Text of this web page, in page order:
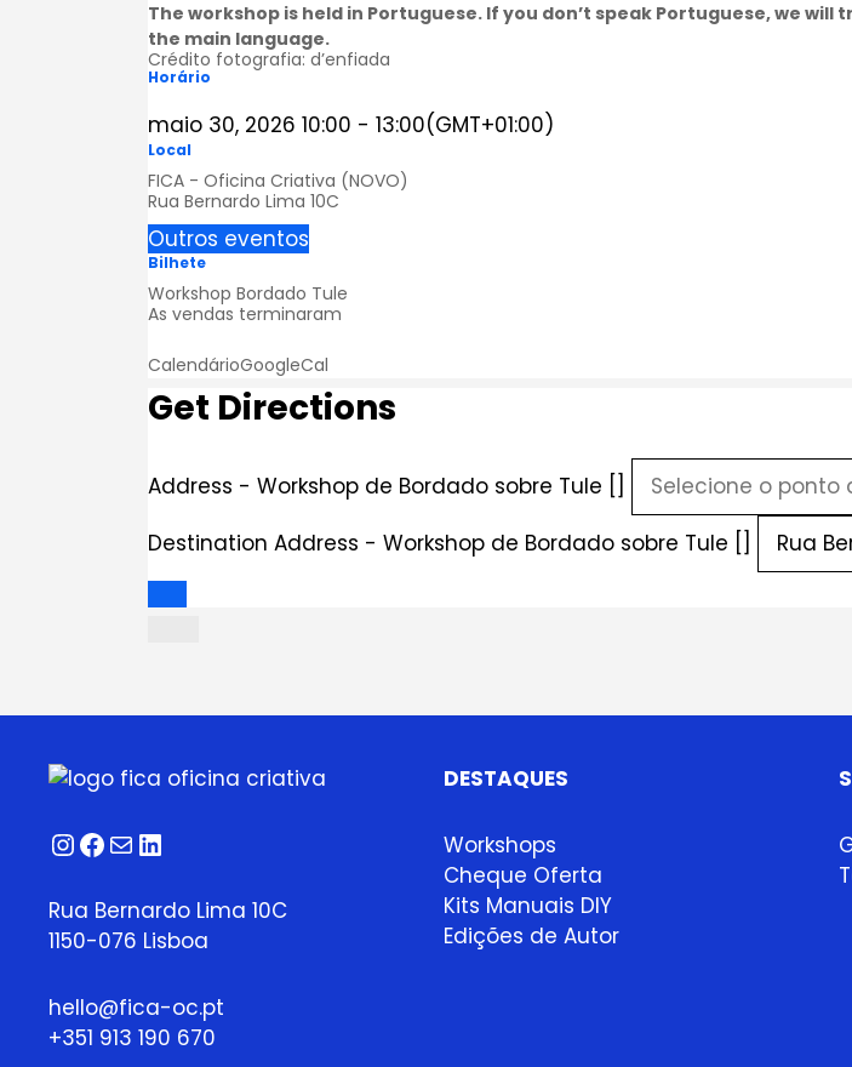
The workshop is held in Portuguese. If you don’t speak Portuguese, we
the main language.
Crédito fotografia: d’enfiada
Horário
maio 30, 2026 10:00 - 13:00(GMT+01:00)
Local
FICA - Oficina Criativa (NOVO)
Rua Bernardo Lima 10C
Outros eventos
Bilhete
Workshop Bordado Tule
As vendas terminaram
CalendárioGoogleCal
Get Directions
Address - Workshop de Bordado sobre Tule []
Destination Address - Workshop de Bordado sobre Tule []
Instagram
Facebook
Correio
LinkedIn
Rua Bernardo Lima 10C
1150-076 Lisboa
hello@fica-oc.pt
+351 913 190 670
DESTAQUES
Workshops
Cheque Oferta
Kits Manuais DIY
Edições de Autor